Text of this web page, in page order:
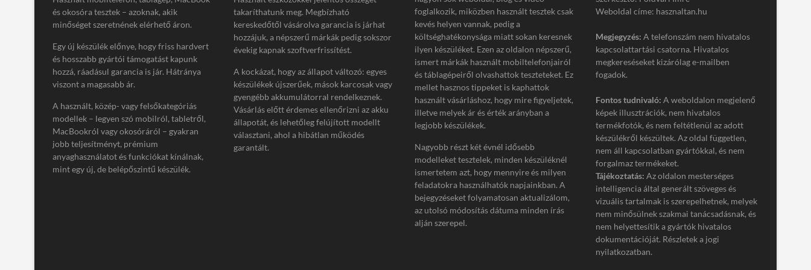
t
és okosóra tesztek – azoknak, akik
minőséget szeretnének elérhető áron.
Egy új készülék előnye, hogy friss hardvert
és hosszabb gyártói támogatást kapunk
hozzá, ráadásul garancia is jár. Hátránya
viszont a magasabb ár.
A használt, közép- vagy felsőkategóriás
modellek – legyen szó mobilról, tabletről,
MacBookról vagy okosóráról – gyakran
jobb teljesítményt, prémium
anyaghasználatot és funkciókat kínálnak,
mint egy új, de belépőszintű készülék.
takaríthatunk meg. Megbízható
kereskedőtől vásárolva garancia is járhat
hozzájuk, a népszerű márkák pedig sokszor
évekig kapnak szoftverfrissítést.
A kockázat, hogy az állapot változó: egyes
készülékek újszerűek, mások karcosak vagy
gyengébb akkumulátorral rendelkeznek.
Vásárlás előtt érdemes ellenőrizni az akku
állapotát, és lehetőleg felújított modellt
választani, ahol a hibátlan működés
garantált.
foglalkozik, miközben használt tesztek csak
kevés helyen vannak, pedig a
költséghatékonysága miatt sokan keresnek
ilyen készüléket. Ezen az oldalon népszerű,
ismert márkák használt mobiltelefonjairól
és táblagépeiről olvashattok teszteteket. Ez
mellet hasznos tippeket is kaphattok
használt vásárláshoz, hogy mire figyeljetek,
illetve melyek ár és érték arányban a
legjobb készülékek.
Nagyobb részt két évnél idősebb
modelleket tesztelek, minden készüléknél
ismertetem azt, hogy mennyire és milyen
feladatokra használhatók napjainkban. A
bejegyzéseket folyamatosan aktualizálom,
az utolsó módosítás dátuma minden írás
alján szerepel.
Weboldal címe: hasznaltan.hu
Megjegyzés: A telefonszám nem hivatalos
kapcsolattartási csatorna. Hivatalos
megkereséseket kizárólag e-mailben
fogadok.
Fontos tudnivaló: A weboldalon megjelenő
képek illusztrációk, nem hivatalos
termékfotók, és nem feltétlenül az adott
készülékről készültek. Az oldal független,
nem áll kapcsolatban gyártókkal, és nem
forgalmaz termékeket.
Tájékoztatás: Az oldalon mesterséges
intelligencia által generált szöveges és
vizuális tartalmak is szerepelhetnek, melyek
nem minősülnek szakmai tanácsadásnak, és
nem helyettesítik a gyártók hivatalos
dokumentációját. Részletek a jogi
nyilatkozatban.